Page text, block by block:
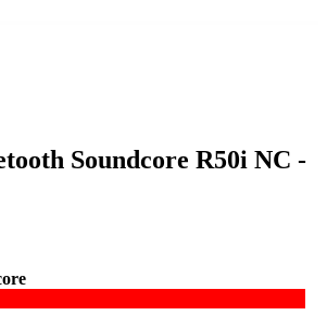
Soundcore R50i NC -